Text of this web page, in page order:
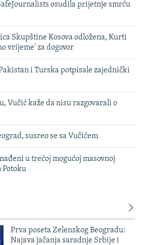
osudila prijetnje smrću
Skupštine Kosova odložena, Kurti
vrijeme' za dogovor
i Turska potpisale zajednički
Vučić kaže da nisu razgovarali o
susreo se sa Vučićem
u trećoj mogućoj masovnoj
Potoku
Prva poseta Zelenskog Beogradu:
Najava jačanja saradnje Srbije i